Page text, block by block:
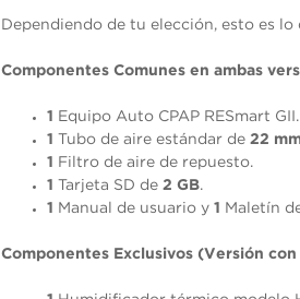
Dependiendo de tu elección, esto es
Componentes Comunes en ambas
1
Equipo Auto CPAP RESmart GII.
1
Tubo de aire estándar de 22
1
Filtro de aire de repuesto.
1
Tarjeta SD de 2 GB.
1
Manual de usuario y 1 Maletín
Componentes Exclusivos (Versión